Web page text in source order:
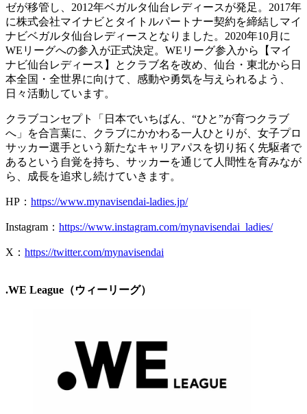
ゼが移管し、2012年ベガルタ仙台レディースが発足。2017年
に株式会社マイナビとタイトルパートナー契約を締結しマイ
ナビベガルタ仙台レディースとなりました。2020年10月に
WEリーグへの参入が正式決定。WEリーグ参入から【マイ
ナビ仙台レディース】とクラブ名を改め、仙台・東北から日
本全国・全世界に向けて、感動や勇気を与えられるよう、
日々活動しています。
クラブコンセプト「日本でいちばん、“ひと”が育つクラブ
へ」を合言葉に、クラブにかかわる一人ひとりが、女子プロ
サッカー選手という新たなキャリアパスを切り拓く先駆者で
あるという自覚を持ち、サッカーを通じて人間性を育みなが
ら、成長を追求し続けていきます。
HP： https://www.mynavisendai-ladies.jp/
Instagram： https://www.instagram.com/mynavisendai_ladies/
X： https://twitter.com/mynavisendai
.WE League（ウィーリーグ）